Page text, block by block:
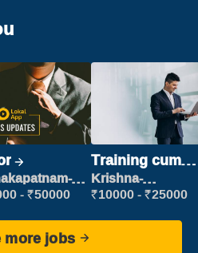
- ₹50000
Training cum
Placement
Krishna-
vijayawada
₹10000 - ₹25000
jobs